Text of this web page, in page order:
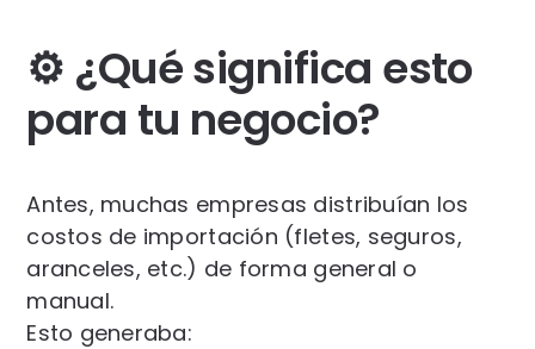
⚙️ ¿Qué significa esto
para tu negocio?
Antes, muchas empresas distribuían los
costos de importación (fletes, seguros,
aranceles, etc.) de forma general o
manual.
Esto generaba: